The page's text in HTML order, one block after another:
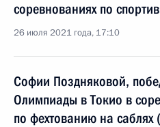
соревнованиях по
26 июля 2021 года, 17:10
Софии Поздняковой,
Олимпиады в Токио в
по фехтованию на саблях